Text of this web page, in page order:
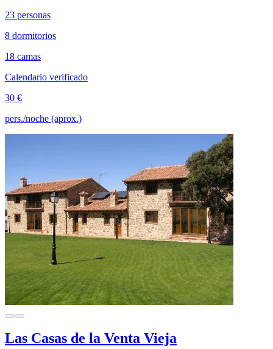
23 personas
8 dormitorios
18 camas
Calendario verificado
30 €
pers./noche (aprox.)
Las Casas de la Venta Vieja